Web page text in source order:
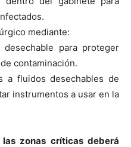
mediante:
para proteger
contaminación.
a fluidos desechables de
instrumentos a usar en la
zonas críticas deberá